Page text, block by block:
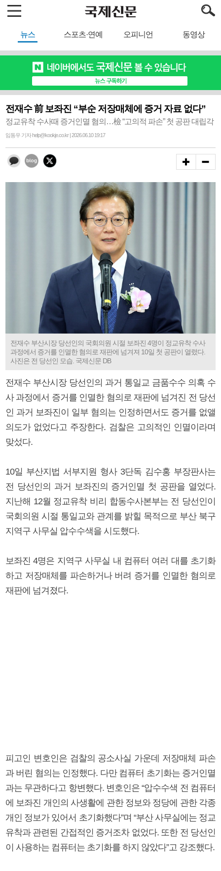
뉴스 스포츠·연예 오피니언 동영상
전재수 前 보좌진 “부순 저장매체에 증거 자료 없다”
정교유착 수사때 증거인멸 혐의…檢 “고의적 파손” 첫 공판 대립각
임동우 기자 help@kookje.co.kr | 2026.06.10 19:17
전재수 부산시장 당선인의 국회의원 시절 보좌진 4명이 정교유착 수사
과정에서 증거를 인멸한 혐의로 재판에 넘겨져 10일 첫 공판이 열렸다.
사진은 전 당선인 모습. 국제신문 DB
전재수 부산시장 당선인의 과거 통일교 금품수수 의혹 수
사 과정에서 증거를 인멸한 혐의로 재판에 넘겨진 전 당선
인 과거 보좌진이 일부 혐의는 인정하면서도 증거를 없앨
의도가 없었다고 주장한다. 검찰은 고의적인 인멸이라며
맞섰다.
10일 부산지법 서부지원 형사 3단독 김수홍 부장판사는
전 당선인의 과거 보좌진의 증거인멸 첫 공판을 열었다.
지난해 12월 정교유착 비리 합동수사본부는 전 당선인이
국회의원 시절 통일교와 관계를 밝힐 목적으로 부산 북구
지역구 사무실 압수수색을 시도했다.
보좌진 4명은 지역구 사무실 내 컴퓨터 여러 대를 초기화
하고 저장매체를 파손하거나 버려 증거를 인멸한 혐의로
재판에 넘겨졌다.
피고인 변호인은 검찰의 공소사실 가운데 저장매체 파손
과 버린 혐의는 인정했다. 다만 컴퓨터 초기화는 증거인멸
과는 무관하다고 항변했다. 변호인은 “압수수색 전 컴퓨터
에 보좌진 개인의 사생활에 관한 정보와 정당에 관한 각종
개인 정보가 있어서 초기화했다”며 “부산 사무실에는 정교
유착과 관련된 간접적인 증거조차 없었다. 또한 전 당선인
이 사용하는 컴퓨터는 초기화를 하지 않았다”고 강조했다.